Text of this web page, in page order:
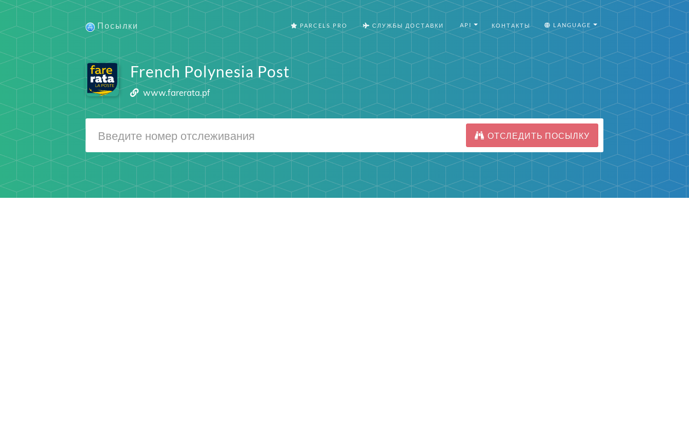
Посылки PARCELS PRO СЛУЖБЫ ДОСТАВКИ API КОНТАКТЫ LANGUAGE
French Polynesia Post
www.farerata.pf
ОТСЛЕДИТЬ ПОСЫЛКУ